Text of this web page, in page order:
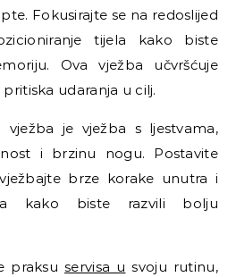
Fokusirajte se na redoslijed
tijela kako biste
Ova vježba učvršćuje
udaranja u cilj.
vježba je vježba s ljestvama,
i brzinu nogu. Postavite
brze korake unutra i
kako biste razvili bolju
praksuservisa u svoju rutinu,